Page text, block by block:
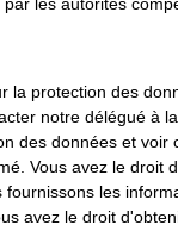
la protection des
notre délégué à
des données et voir
Vous avez le droit
fournissons les
avez le droit